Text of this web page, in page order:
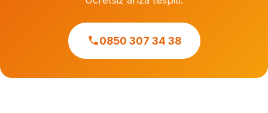
0850 307 34 38